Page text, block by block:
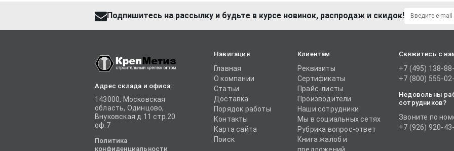
Подпишитесь на рассылку и будьте в курсе новинок, распродаж и скидок!
Адрес склада и офиса:
143000, Московская
область, Одинцово,
Внуковская д.11 стр.20
оф.7
Политика
конфиденциальности
Навигация
Главная
О компании
Статьи
Доставка
Порядок работы
Контакты
Карта сайта
Поиск
Клиентам
Реквизиты
Сертификаты
Прайс-листы
Производители
Наши сотрудники
Мы в социальных сетях
Рубрика вопрос-ответ
Книга жалоб и
Свяжитесь с
+7 (495) 138-
+7 (800) 555-
Недовольны
сотрудников?
Звоните по
+7 (926) 920-